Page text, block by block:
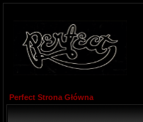
Perfect Strona Główna